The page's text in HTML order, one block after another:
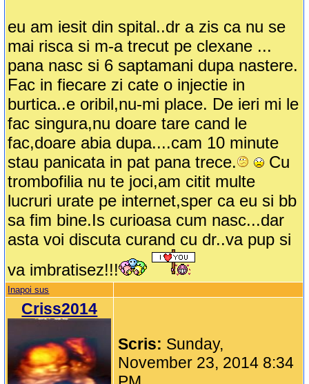
eu am iesit din spital..dr a zis ca nu se
mai risca si m-a trecut pe clexane ...
pana nasc si 6 saptamani dupa nastere.
Fac in fiecare zi cate o injectie in
burtica..e oribil,nu-mi place. De ieri mi le
fac singura,nu doare tare cand le
fac,doare abia dupa....cam 10 minute
stau panicata in pat pana trece.
Cu
trombofilia nu te joci,am citit multe
lucruri urate pe internet,sper ca eu si bb
sa fim bine.Is curioasa cum nasc...dar
asta voi discuta curand cu dr..va pup si
va imbratisez!!!
Inapoi sus
Criss2014
Scris: Sunday,
November 23, 2014 8:34